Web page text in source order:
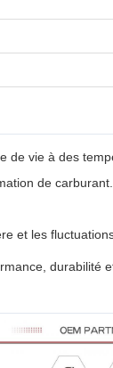
vie à des
de carburant.
et les
durabilité